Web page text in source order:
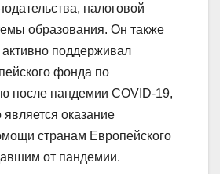
налоговой
образования. Он также
поддерживал
фонда по
после пандемии COVID-19,
является оказание
странам Европейского
от пандемии.